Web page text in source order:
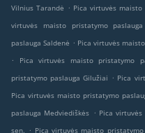
Vilnius Tarandė . Pica virtuvės
virtuvės maisto pristatymo
paslauga Saldenė . Pica virtuvės
.
Pica virtuvės maisto pristatymo
pristatymo paslauga Gilužiai . Pica
Pica virtuvės maisto pristatymo
paslauga Medviediškės . Pica
sen. . Pica virtuvės maisto